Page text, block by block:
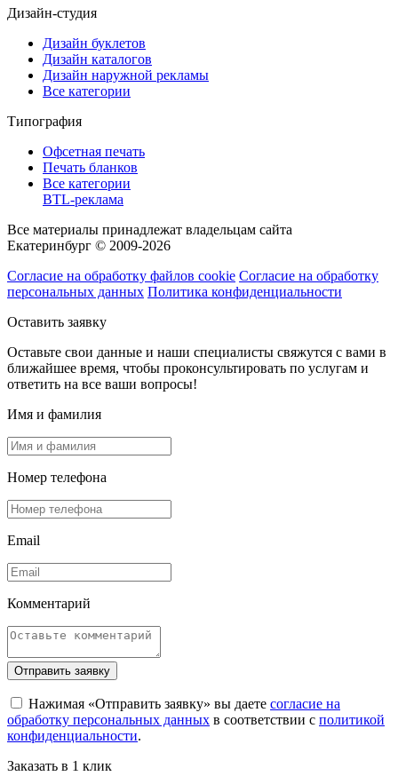
Дизайн-студия
Дизайн буклетов
Дизайн каталогов
Дизайн наружной рекламы
Все категории
Типография
Офсетная печать
Печать бланков
Все категории
BTL-реклама
Все материалы принадлежат владельцам сайта
Екатеринбург © 2009-2026
Согласие на обработку файлов cookie Согласие на обработку
персональных данных Политика конфиденциальности
Оставить заявку
Оставьте свои данные и наши специалисты свяжутся с вами в
ближайшее время, чтобы проконсультировать по услугам и
ответить на все ваши вопросы!
Имя и фамилия
Номер телефона
Email
Комментарий
Отправить заявку
Нажимая «Отправить заявку» вы даете согласие на
обработку персональных данных в соответствии с политикой
конфиденциальности.
Заказать в 1 клик